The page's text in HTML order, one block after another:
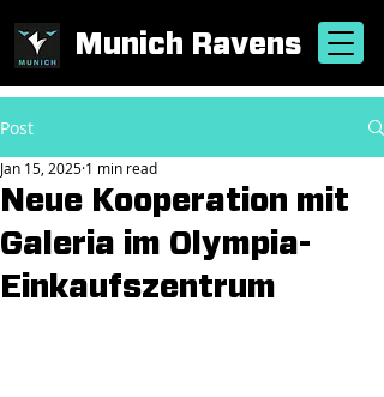
Munich Ravens
Post
Neue Kooperation mit
Galeria im Olympia-
Einkaufszentrum
Jan 15, 2025 1 min read